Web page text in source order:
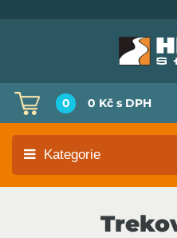
0 0 Kč s DPH
Kategorie